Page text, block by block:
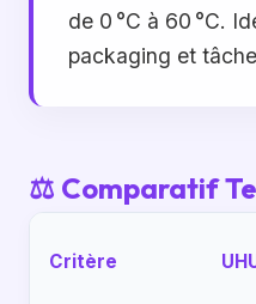
de 0 °C à 60 °C.
packaging et
⚖️ Comparatif
Critère